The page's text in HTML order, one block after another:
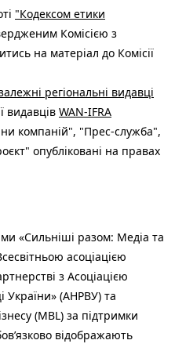
"Кодексом етики
Комісією з
на матеріал до Комісії
регіональні видавці
видавців WAN-IFRA
компаній", "Прес-служба",
опубліковані на правах
«Сильніші разом: Медіа та
асоціацією
з Асоціацією
України» (АНРВУ) та
(MBL) за підтримки
відображають